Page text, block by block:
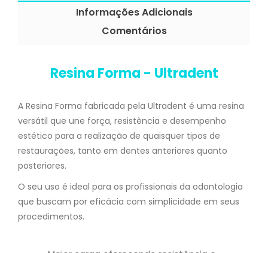
Informações Adicionais
Comentários
Resina Forma - Ultradent
A Resina Forma fabricada pela Ultradent é uma resina
versátil que une força, resistência e desempenho
estético para a realização de quaisquer tipos de
restaurações, tanto em dentes anteriores quanto
posteriores.
O seu uso é ideal para os profissionais da odontologia
que buscam por eficácia com simplicidade em seus
procedimentos.